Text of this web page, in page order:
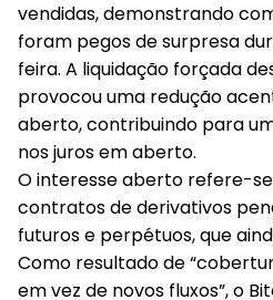
vendidas, demonstrando
foram pegos de surpresa
feira. A liquidação forçada
provocou uma redução
aberto, contribuindo para
nos juros em aberto.
O interesse aberto refere-
contratos de derivativos
futuros e perpétuos, que
Como resultado de
em vez de novos fluxos”, o